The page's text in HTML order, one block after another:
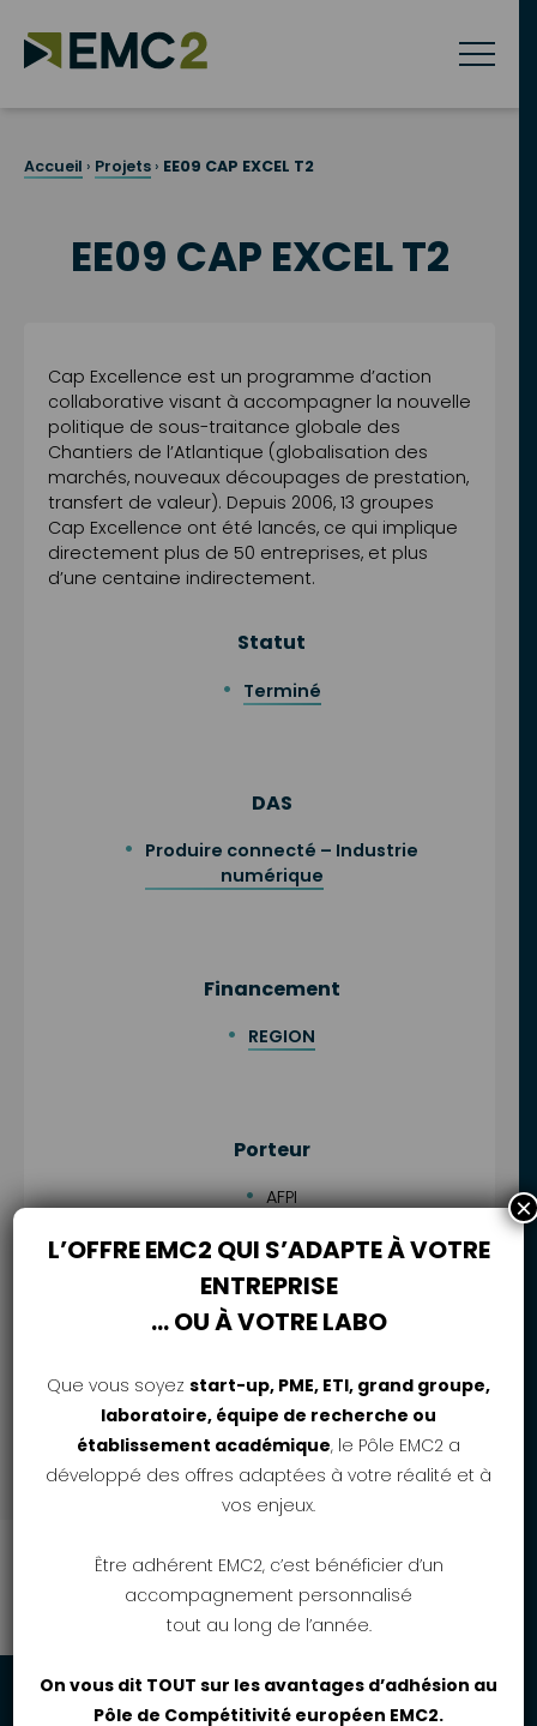
Skip
content
Accueil › Projets › EE09 CAP EXCEL T2
EE09 CAP EXCEL T2
Cap Excellence est un programme d’action
collaborative visant à accompagner la nouvelle
politique de sous-traitance globale des
Chantiers de l’Atlantique (globalisation des
marchés, nouveaux découpages de prestation,
transfert de valeur). Depuis 2006, 13 groupes
Cap Excellence ont été lancés, ce qui implique
directement plus de 50 entreprises, et plus
d’une centaine indirectement.
Statut
Terminé
DAS
Produire connecté – Industrie
numérique
Financement
REGION
Porteur
AFPI
Partenaires
L’OFFRE EMC2 QUI S’ADAPTE À VOTRE
ENTREPRISE
… OU À VOTRE LABO
Que vous soyez start-up, PME, ETI, grand groupe,
laboratoire, équipe de recherche ou
établissement académique, le Pôle EMC2 a
développé des offres adaptées à votre réalité et à
vos enjeux.
Être adhérent EMC2, c’est bénéficier d’un
accompagnement personnalisé
tout au long de l’année.
On vous dit TOUT sur les avantages d’adhésion au
Pôle de Compétitivité européen EMC2.
×